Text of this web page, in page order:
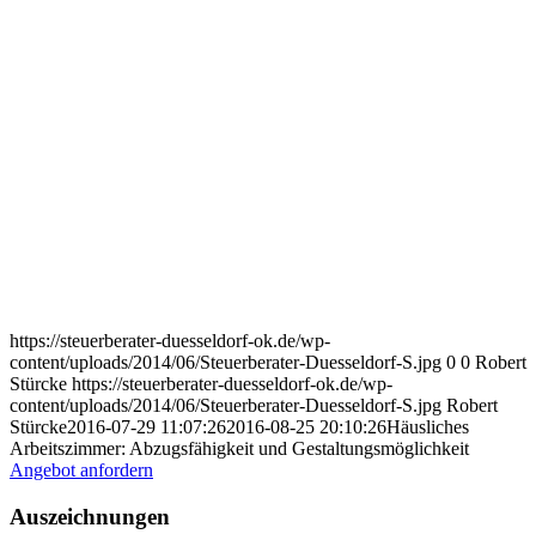
https://steuerberater-duesseldorf-ok.de/wp-
content/uploads/2014/06/Steuerberater-Duesseldorf-S.jpg 0 0 Robert
Stürcke https://steuerberater-duesseldorf-ok.de/wp-
content/uploads/2014/06/Steuerberater-Duesseldorf-S.jpg Robert
Stürcke2016-07-29 11:07:262016-08-25 20:10:26Häusliches
Arbeitszimmer: Abzugsfähigkeit und Gestaltungsmöglichkeit
Angebot anfordern
Auszeichnungen